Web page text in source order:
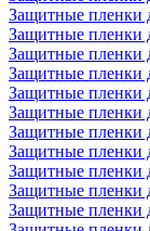
Защитные пленки
Защитные пленки
Защитные пленки
Защитные пленки
Защитные пленки
Защитные пленки
Защитные пленки
Защитные пленки
Защитные пленки
Защитные пленки
Защитные пленки